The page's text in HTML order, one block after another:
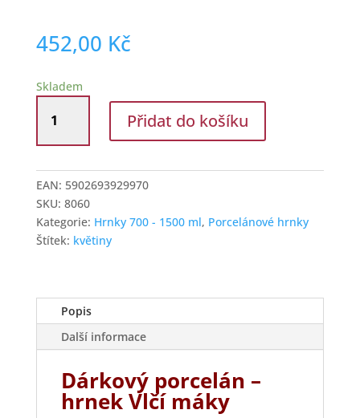
452,00 Kč
Skladem
dárkový
hrnek
1,0
l
-
Vlčí
Přidat do košíku
EAN: 5902693929970
SKU: 8060
Kategorie: Hrnky 700 - 1500 ml, Porcelánové hrnky
Štítek: květiny
Popis
Další informace
Dárkový porcelán –
hrnek Vlčí máky